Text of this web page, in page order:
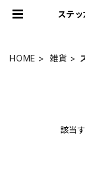
ステッカ
HOME 雑貨
該当